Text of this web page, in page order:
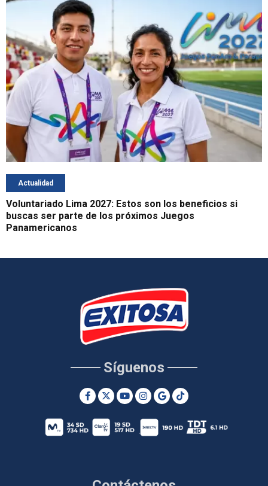
Actualidad
Voluntariado Lima 2027: Estos son los beneficios si
buscas ser parte de los próximos Juegos
Panamericanos
Síguenos